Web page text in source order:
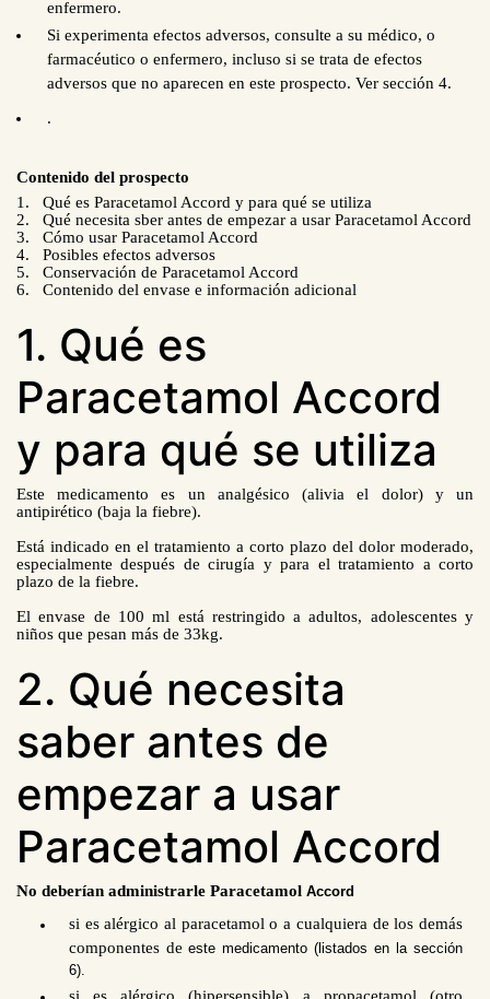
enfermero.
Si experimenta efectos adversos, consulte a su médico, o
farmacéutico o enfermero, incluso si se trata de efectos
adversos que no aparecen en este prospecto. Ver sección 4.
.
Contenido del prospecto
1. Qué es Paracetamol Accord y para qué se utiliza
2. Qué necesita sber antes de empezar a usar Paracetamol Accord
3. Cómo usar Paracetamol Accord
4. Posibles efectos adversos
5. Conservación de Paracetamol Accord
6. Contenido del envase e información adicional
1. Qué es
Paracetamol Accord
y para qué se utiliza
Este medicamento es un analgésico (alivia el dolor) y un
antipirético (baja la fiebre).
Está indicado en el tratamiento a corto plazo del dolor moderado,
especialmente después de cirugía y para el tratamiento a corto
plazo de la fiebre.
El envase de 100 ml está restringido a adultos, adolescentes y
niños que pesan más de 33kg.
2. Qué necesita
saber antes de
empezar a usar
Paracetamol Accord
No deberían administrarle Paracetamol Accord
si es alérgico al paracetamol o a cualquiera de los demás
componentes de este medicamento (listados en la sección
6).
si es alérgico (hipersensible) a propacetamol (otro